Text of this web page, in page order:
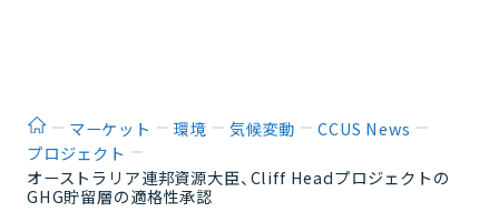
ホームマーケット 環境 気候変動
CCUS News
プロジェクト
オーストラリア連邦資源大臣、Cliff Headプロジェクトの
GHG貯留層の適格性承認